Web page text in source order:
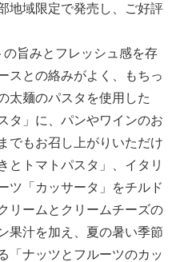
地域限定で発売し、ご好評
旨みとフレッシュ感を存
スとの絡みがよく、もちっ
太麺のパスタを使用した
タ」に、パンやワインのお
でもお召し上がりいただけ
とトマトパスタ」、イタリ
ツ「カッサータ」をチルド
リームとクリームチーズの
果汁を加え、夏の暑い季節
「ナッツとフルーツのカッ